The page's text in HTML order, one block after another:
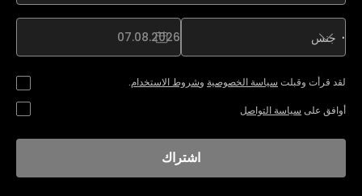
جنس 07.08.2026
لقد قرأت وقبلت سياسة الخصوصية وشروط الاستخدام.
أوافق على سياسة التواصل
اشتراك